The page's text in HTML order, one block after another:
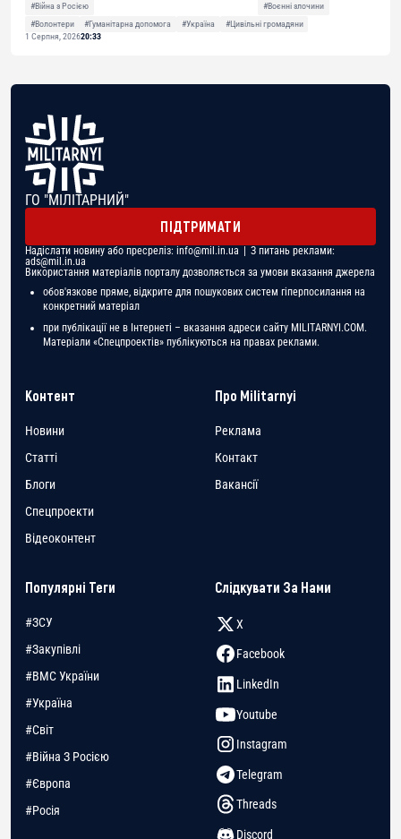
#Війна з Росією
#Воєнні злочини
#Волонтери
#Гуманітарна допомога #Україна
#Цивільні громадяни
1 Серпня, 202620:33
ГО "МІЛІТАРНИЙ"
ПІДТРИМАТИ
Надіслати новину або пресреліз: info@mil.in.ua | З питань реклами:
ads@mil.in.ua
Використання матеріалів порталу дозволяється за умови вказання джерела
обов'язкове пряме, відкрите для пошукових систем гіперпосилання на
конкретний матеріал
при публікації не в Інтернеті – вказання адреси сайту MILITARNYI.COM.
Матеріали «Спецпроектів» публікуються на правах реклами.
Контент
Новини
Статті
Блоги
Спецпроекти
Відеоконтент
Про Militarnyi
Реклама
Контакт
Вакансії
Популярні Теги
#ЗСУ
#Закупівлі
#ВМС України
#Україна
#Світ
#Війна З Росією
#Європа
#Росія
Слідкувати За Нами
X
Facebook
LinkedIn
Youtube
Instagram
Telegram
Threads
Discord